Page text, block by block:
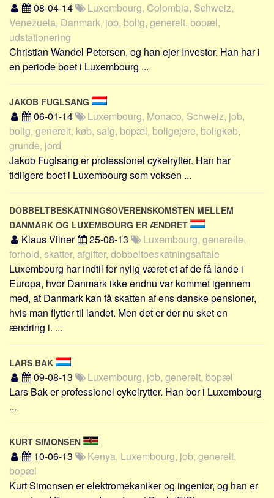
08-04-14
Luxembourg, Colombia, Schweiz,
Venezuela, Danmark, job, bolig, generelt, bopæl,
udstationering
Christian Wandel Petersen, og han ejer Investor. Han har i
en periode boet i Luxembourg ...
JAKOB FUGLSANG
06-01-14
Luxembourg, Monaco, Schweiz, job,
bolig, generelt, køb, salg, bopæl, boligejere, boligkøb,
grunde, jord
Jakob Fuglsang er professionel cykelrytter. Han har
tidligere boet i Luxembourg som voksen ...
DOBBELTBESKATNINGSOVERENSKOMSTEN MELLEM
DANMARK OG LUXEMBOURG ER ÆNDRET
Klaus Vilner 25-08-13
Luxembourg, generelle,
forhold, skatter, afgifter, dobbeltbeskatningsaftale
Luxembourg har indtil for nylig været et af de få lande i
Europa, hvor Danmark ikke endnu var kommet igennem
med, at Danmark kan få skatten af ens danske pensioner,
hvis man flytter til landet. Men det er der nu sket en
ændring i. ...
LARS BAK
09-08-13
Luxembourg, job, generelt, bopæl
Lars Bak er professionel cykelrytter. Han bor i Luxembourg
...
KURT SIMONSEN
10-06-13
Kenya, Luxembourg, job, generelt,
bopæl
Kurt Simonsen er elektromekaniker og ingeniør, og han er